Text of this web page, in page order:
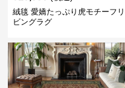
絨毯 愛嬌たっぷり虎モチーフリ
ビングラグ